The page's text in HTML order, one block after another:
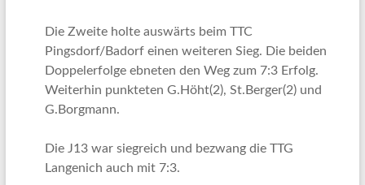
Die Zweite holte auswärts beim TTC
Pingsdorf/Badorf einen weiteren Sieg. Die beiden
Doppelerfolge ebneten den Weg zum 7:3 Erfolg.
Weiterhin punkteten G.Höht(2), St.Berger(2) und
G.Borgmann.
Die J13 war siegreich und bezwang die TTG
Langenich auch mit 7:3.